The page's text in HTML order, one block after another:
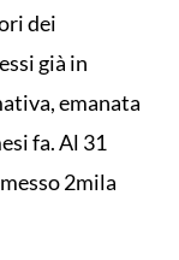
dei
già in
emanata
fa. Al 31
2mila